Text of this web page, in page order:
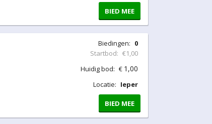
BIED MEE
Biedingen: 0
Startbod: €1,00
Huidig bod: € 1,00
Locatie: Ieper
BIED MEE